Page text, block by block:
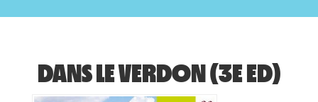
DANS LE VERDON (3E ED)